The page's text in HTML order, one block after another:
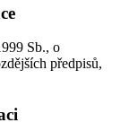
Sb., o
předpisů,